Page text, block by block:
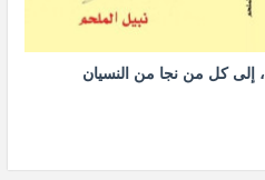
إلى كل من نجا من النسيان